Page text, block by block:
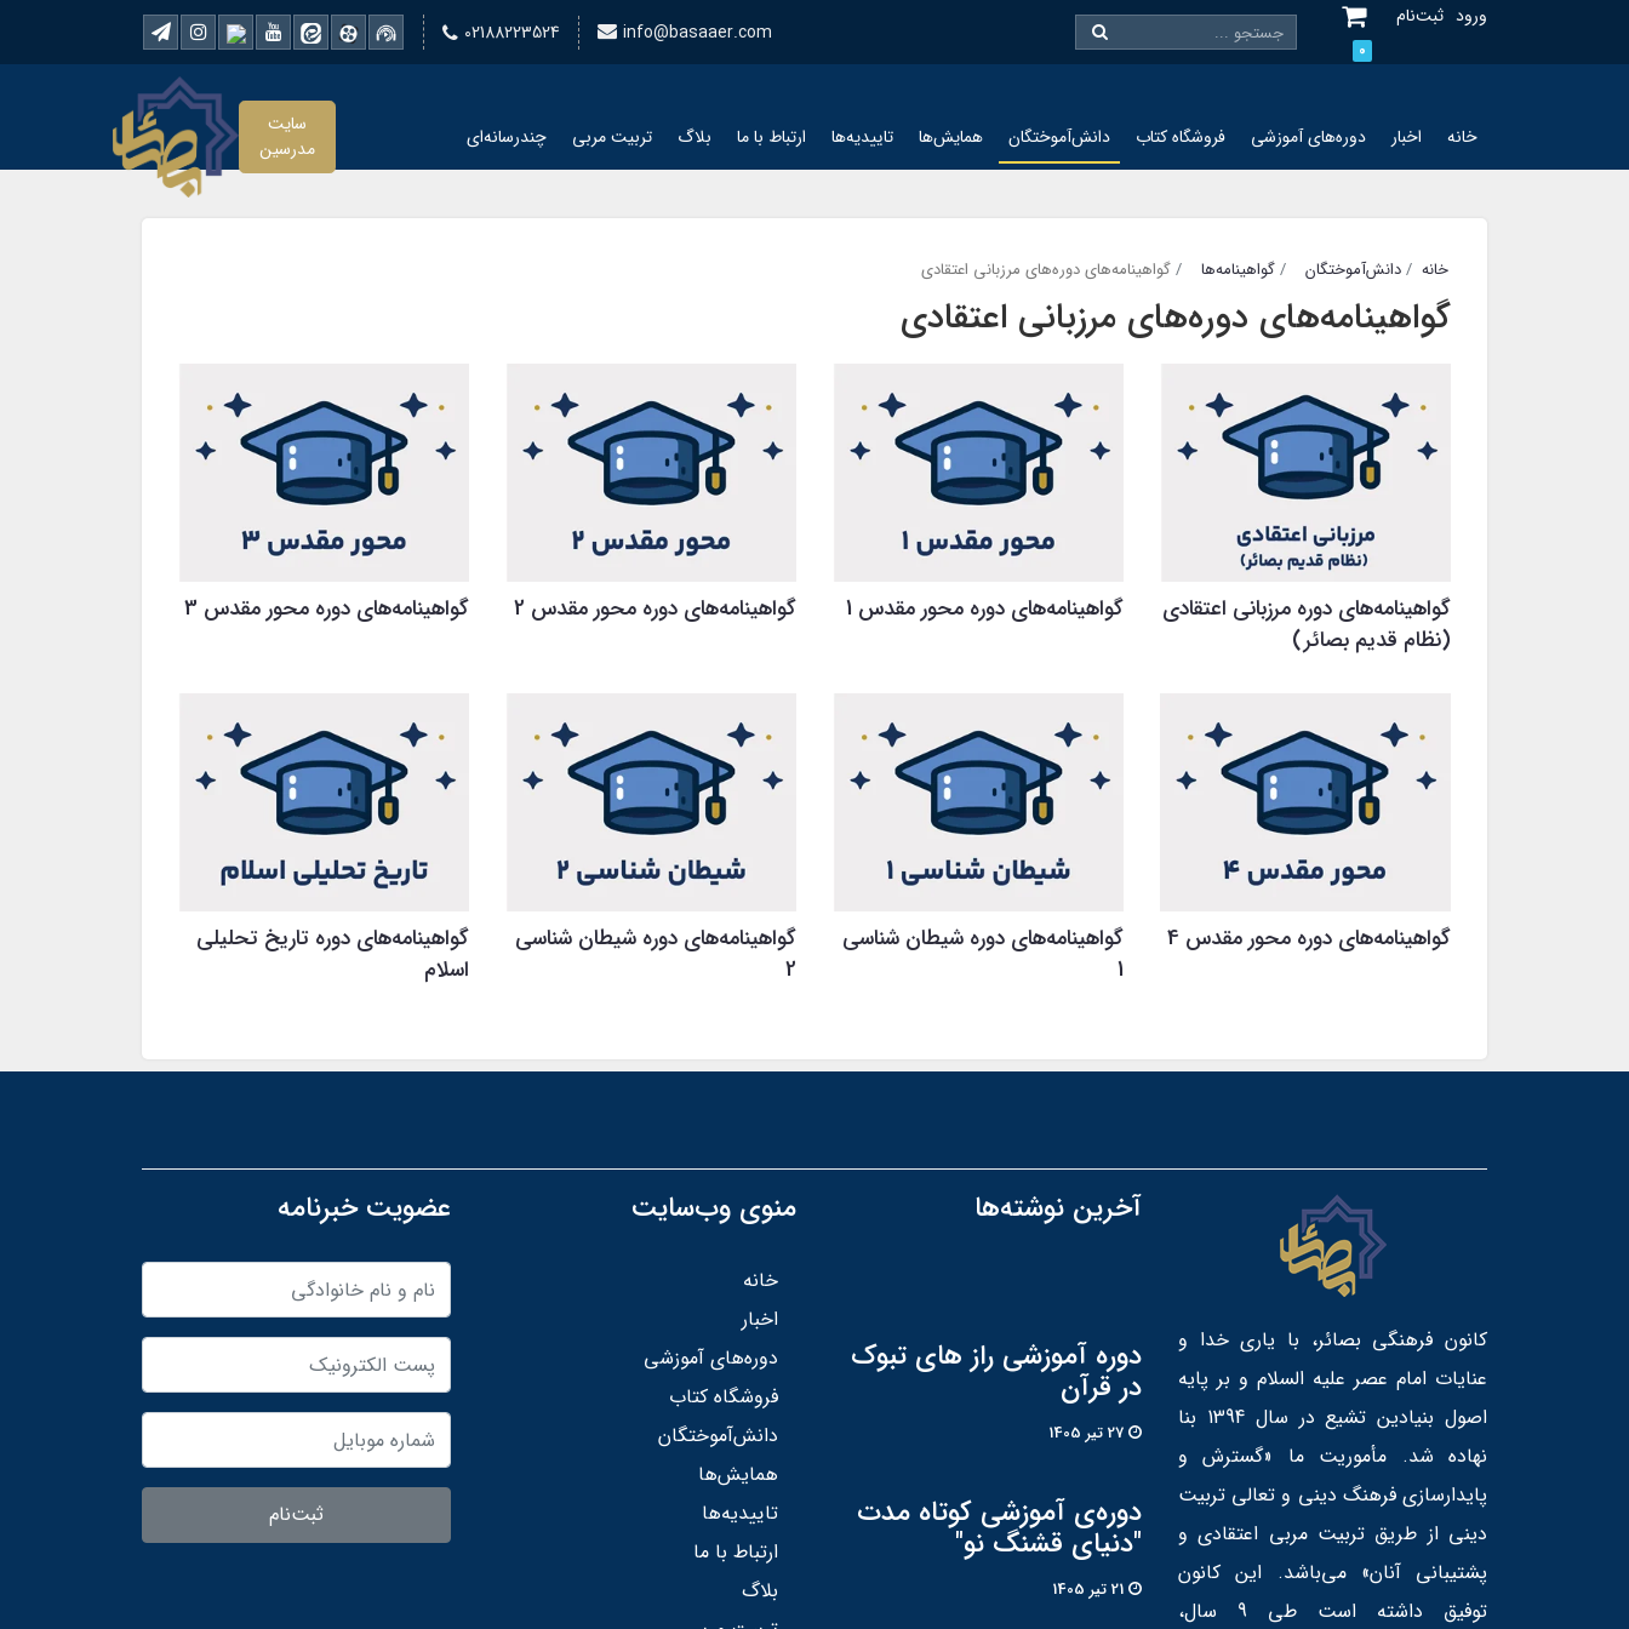
ورود ثبت‌نام
0
02188223524 info@basaaer.com
خانه اخبار دوره‌های آموزشی فروشگاه کتاب دانش‌آموختگان همایش‌ها تاییدیه‌ها ارتباط با ما بلاگ تربیت مربی چندرسانه‌ای
سایت
مدرسین
خانه دانش‌آموختگان گواهینامه‌ها گواهینامه‌‌های دوره‌های مرزبانی اعتقادی
گواهینامه‌‌های دوره‌های مرزبانی اعتقادی
گواهینامه‌های دوره مرزبانی اعتقادی
(نظام قدیم بصائر)
گواهینامه‌های دوره محور مقدس 1 گواهینامه‌های دوره محور مقدس 2 گواهینامه‌های دوره محور مقدس 3
گواهینامه‌های دوره محور مقدس 4
گواهینامه‌های دوره شیطان شناسی
1
گواهینامه‌های دوره شیطان شناسی
2
گواهینامه‌های دوره تاریخ تحلیلی
اسلام
کانون فرهنگی بصائر، با یاری خدا و
عنایات امام عصر علیه السلام و بر پایه
اصول بنیادین تشیع در سال 1394 بنا
نهاده شد. مأموریت ما «گسترش و
پایدارسازی فرهنگ دینی و تعالی تربیت
دینی از طریق تربیت مربی اعتقادی و
پشتیبانی آنان» می‌باشد. این کانون
توفیق داشته است طی 9 سال،
آخرین نوشته‌ها
دوره آموزشی راز های تبوک
در قرآن
دوره‌ی آموزشی کوتاه مدت
"دنیای قشنگ نو"
منوی وب‌سایت
خانه
اخبار
دوره‌های آموزشی
فروشگاه کتاب
دانش‌آموختگان
همایش‌ها
تاییدیه‌ها
ارتباط با ما
بلاگ
عضویت خبرنامه
ثبت‌نام